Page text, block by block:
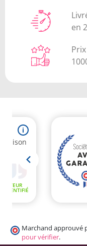
en
Marchand approuvé
pour vérifier.